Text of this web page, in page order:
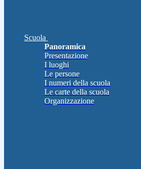
Scuola
Panoramica
Presentazione
I luoghi
Le persone
I numeri della scuola
Le carte della scuola
Organizzazione